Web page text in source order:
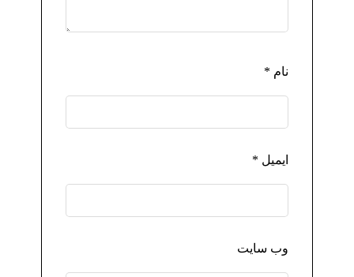
نام *
ایمیل *
وب‌ سایت